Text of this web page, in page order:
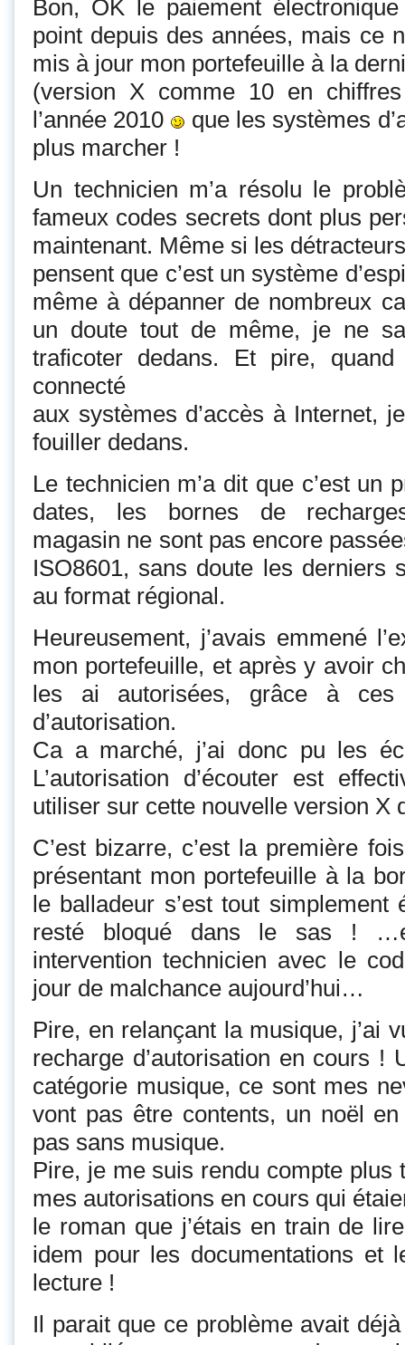
Bon, OK le paiement
point depuis des années, mais ce
mis à jour mon portefeuille à la
(version X comme 10 en
l’année 2010
que les systèmes
plus marcher !
Un technicien m’a résolu le
fameux codes secrets dont plus
maintenant. Même si les détracteurs
pensent que c’est un système
même à dépanner de nombreux
un doute tout de même, je ne
traficoter dedans. Et pire,
connecté
aux systèmes d’accès à Internet,
fouiller dedans.
Le technicien m’a dit que c’est un
dates, les bornes de
magasin ne sont pas encore
ISO8601, sans doute les derniers
au format régional.
Heureusement, j’avais emmené
mon portefeuille, et après y avoir
les ai autorisées, grâce à ces
d’autorisation.
Ca a marché, j’ai donc pu les
L’autorisation d’écouter est
utiliser sur cette nouvelle version X
C’est bizarre, c’est la première
présentant mon portefeuille à la
le balladeur s’est tout
resté bloqué dans le sas !
intervention technicien avec le
jour de malchance aujourd’hui…
Pire, en relançant la musique, j’ai
recharge d’autorisation en cours !
catégorie musique, ce sont mes
vont pas être contents, un noël
pas sans musique.
Pire, je me suis rendu compte plus
mes autorisations en cours qui
le roman que j’étais en train de
idem pour les documentations et
lecture !
Il parait que ce problème avait